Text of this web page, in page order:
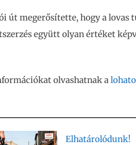
út megerősítette, hogy a lovas
együtt olyan értéket
olvashatnak a
Elhatárolódunk!